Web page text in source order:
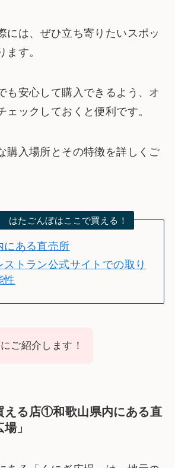
には、ぜひ立ち寄りたいスポッ
ます。
も安心して購入できるよう、オ
ェックしておくと便利です。
購入場所とその特徴を詳しくご
はたごんぼはここで買える！
にある直売所
ストラン公式サイトでの取り
性
ご紹介します！
える店①和歌山県内にある直
」